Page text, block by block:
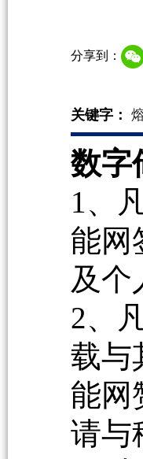
分享到：
关键字：
数字
1、
能网
及个
2、
载与
能网
请与